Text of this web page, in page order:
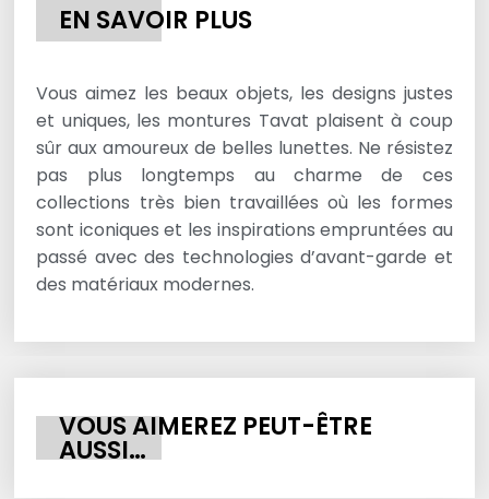
EN SAVOIR PLUS
Vous aimez les beaux objets, les designs justes
et uniques, les montures Tavat plaisent à coup
sûr aux amoureux de belles lunettes. Ne résistez
pas plus longtemps au charme de ces
collections très bien travaillées où les formes
sont iconiques et les inspirations empruntées au
passé avec des technologies d’avant-garde et
des matériaux modernes.
VOUS AIMEREZ PEUT-ÊTRE
AUSSI…